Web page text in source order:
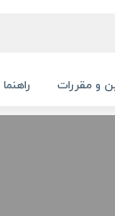
و مقررات راهنما